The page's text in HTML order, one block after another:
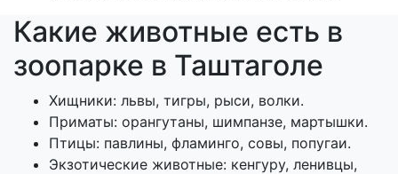
Какие животные есть в
зоопарке в Таштаголе
Хищники: львы, тигры, рыси, волки.
Приматы: орангутаны, шимпанзе, мартышки.
Птицы: павлины, фламинго, совы, попугаи.
Экзотические животные: кенгуру, ленивцы,